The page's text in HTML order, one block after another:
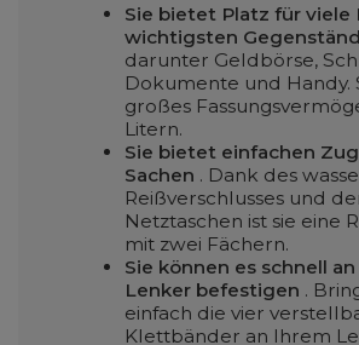
Sie bietet Platz für viele
wichtigsten
darunter Geldbörse,
Dokumente und Handy.
großes
Litern.
Sie bietet einfachen
Sachen . Dank des
Reißverschlusses und
Netztaschen ist sie eine
mit zwei Fächern.
Sie können es schnell
Lenker befestigen .
einfach die vier
Klettbänder an Ihrem